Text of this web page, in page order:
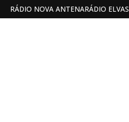
RÁDIO NOVA ANTENARÁDIO ELVAS